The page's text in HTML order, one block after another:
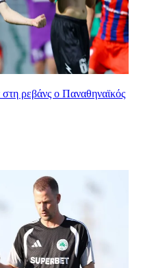
ρεβάνς ο Παναθηναϊκός